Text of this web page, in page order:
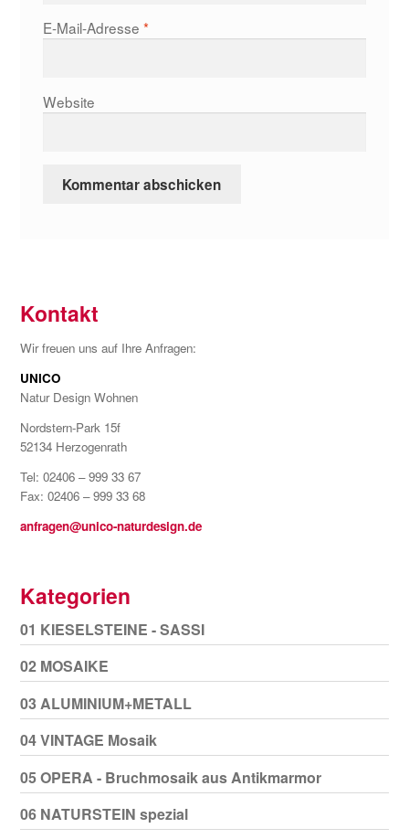
E-Mail-Adresse *
Website
Kontakt
Wir freuen uns auf Ihre Anfragen:
UNICO
Natur Design Wohnen
Nordstern-Park 15f
52134 Herzogenrath
Tel: 02406 – 999 33 67
Fax: 02406 – 999 33 68
anfragen@unico-naturdesign.de
Kategorien
01 KIESELSTEINE - SASSI
02 MOSAIKE
03 ALUMINIUM+METALL
04 VINTAGE Mosaik
05 OPERA - Bruchmosaik aus Antikmarmor
06 NATURSTEIN spezial